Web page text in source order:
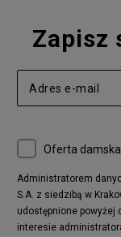
Zapisz
Oferta damska
Administratorem
S.A. z siedzibą w
udostępnione powyżej
interesie